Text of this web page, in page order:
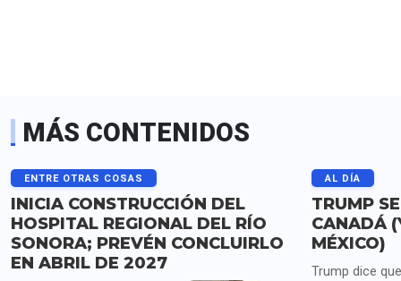
MÁS CONTENIDOS
ENTRE OTRAS COSAS
INICIA CONSTRUCCIÓN DEL
HOSPITAL REGIONAL DEL RÍO
SONORA; PREVÉN CONCLUIRLO
EN ABRIL DE 2027
AL DÍA
TRUMP
CANADÁ
MÉXICO)
Trump dice